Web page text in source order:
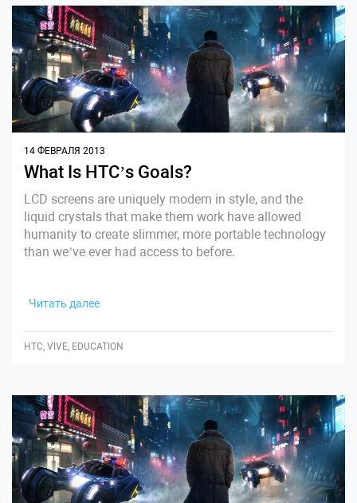
14 ФЕВРАЛЯ 2013
What Is HTC’s Goals?
LCD screens are uniquely modern in style, and the
liquid crystals that make them work have allowed
humanity to create slimmer, more portable technology
than we’ve ever had access to before.
Читать далее
HTC, VIVE, EDUCATION